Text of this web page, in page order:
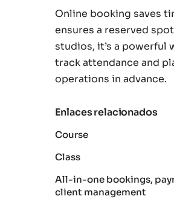
Online booking saves
ensures a reserved
studios, it’s a powerful
track attendance and
operations in advance.
Enlaces relacionados
Course
Class
All-in-one bookings,
client management